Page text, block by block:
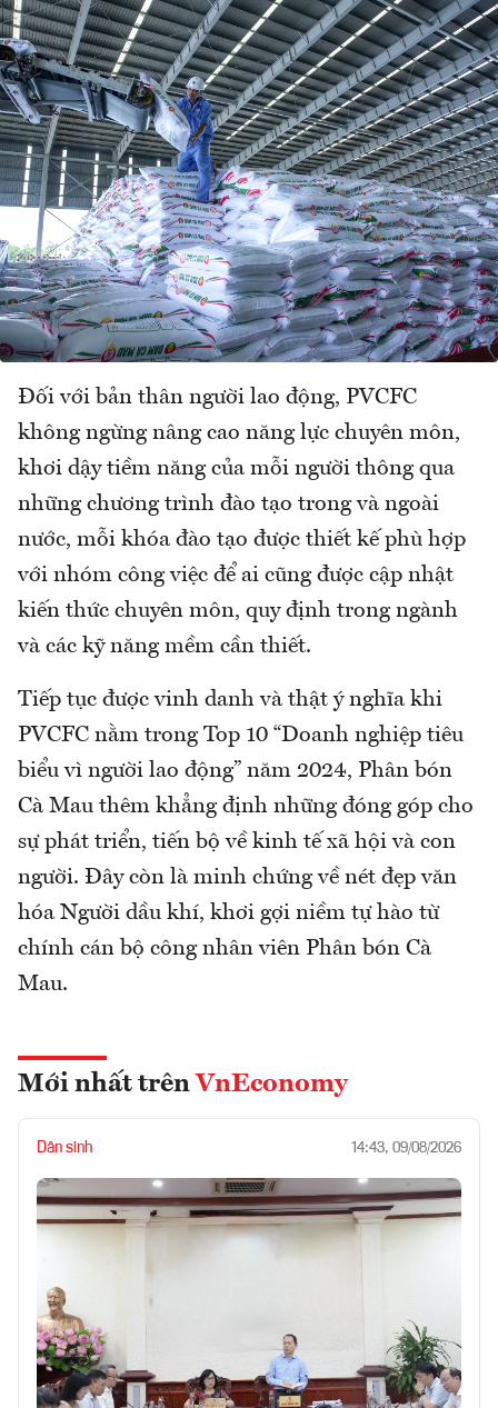
Đối với bản thân người lao động, PVCFC
không ngừng nâng cao năng lực chuyên môn,
khơi dậy tiềm năng của mỗi người thông qua
những chương trình đào tạo trong và ngoài
nước, mỗi khóa đào tạo được thiết kế phù hợp
với nhóm công việc để ai cũng được cập nhật
kiến thức chuyên môn, quy định trong ngành
và các kỹ năng mềm cần thiết.
Tiếp tục được vinh danh và thật ý nghĩa khi
PVCFC nằm trong Top 10 “Doanh nghiệp tiêu
biểu vì người lao động” năm 2024, Phân bón
Cà Mau thêm khẳng định những đóng góp cho
sự phát triển, tiến bộ về kinh tế xã hội và con
người. Đây còn là minh chứng về nét đẹp văn
hóa Người dầu khí, khơi gợi niềm tự hào từ
chính cán bộ công nhân viên Phân bón Cà
Mau.
Mới nhất trên VnEconomy
Dân sinh 14:43, 09/08/2026